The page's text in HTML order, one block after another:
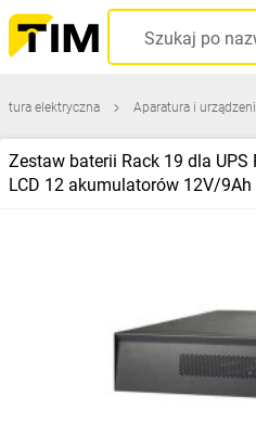
elektryczna Aparatura i
Zestaw baterii Rack 19 dla UPS
LCD 12 akumulatorów 12V/